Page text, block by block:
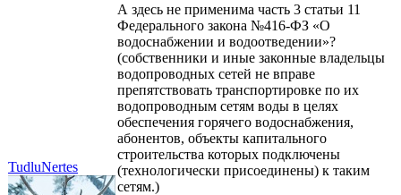
TudluNertes
А здесь не применима часть 3 статьи 11
Федерального закона №416-ФЗ «О
водоснабжении и водоотведении»?
(собственники и иные законные владельцы
водопроводных сетей не вправе
препятствовать транспортировке по их
водопроводным сетям воды в целях
обеспечения горячего водоснабжения,
абонентов, объекты капитального
строительства которых подключены
(технологически присоединены) к таким
сетям.)